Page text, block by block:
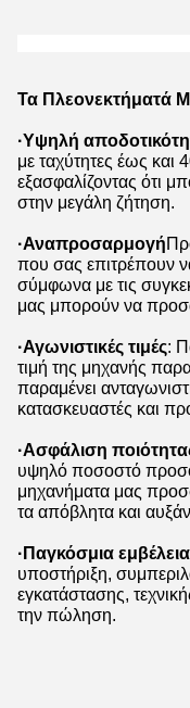
Τα Πλεονεκτήματά
·Υψηλή
με ταχύτητες έως και
εξασφαλίζοντας ότι
στην μεγάλη ζήτηση.
·Αναπροσαρμογή
που σας επιτρέπουν
σύμφωνα με τις
μας μπορούν να
·Αγωνιστικές τιμές:
τιμή της μηχανής
παραμένει
κατασκευαστές και
·Ασφάλιση
υψηλό ποσοστό
μηχανήματα μας
τα απόβλητα και
·Παγκόσμια εμβέλεια
υποστήριξη,
εγκατάστασης,
την πώληση.